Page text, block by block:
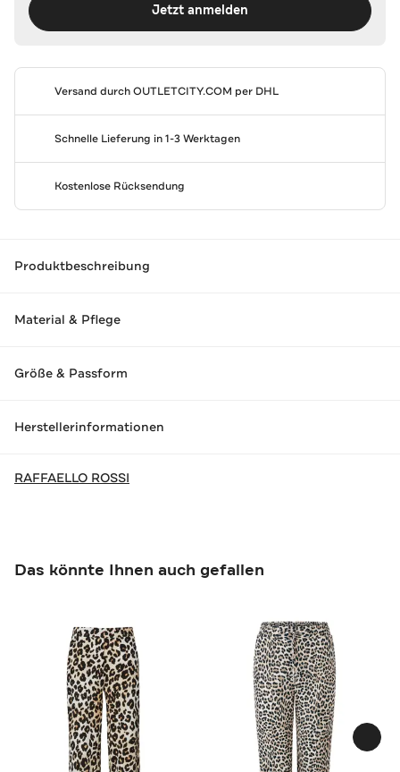
Jetzt anmelden
Versand durchOUTLETCITY.COM per DHL
Schnelle Lieferung in 1-3 Werktagen
Kostenlose Rücksendung
Produktbeschreibung
Material & Pflege
Größe & Passform
Herstellerinformationen
RAFFAELLO ROSSI
Das könnte Ihnen auch gefallen